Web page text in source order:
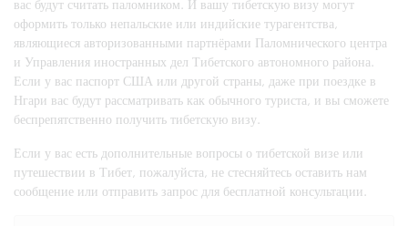
вас будут считать паломником. И вашу тибетскую визу могут
оформить только непальские или индийские турагентства,
являющиеся авторизованными партнёрами Паломнического центра
и Управления иностранных дел Тибетского автономного района.
Если у вас паспорт США или другой страны, даже при поездке в
Нгари вас будут рассматривать как обычного туриста, и вы сможете
беспрепятственно получить тибетскую визу.
Если у вас есть дополнительные вопросы о тибетской визе или
путешествии в Тибет, пожалуйста, не стесняйтесь оставить нам
сообщение или отправить запрос для бесплатной консультации.